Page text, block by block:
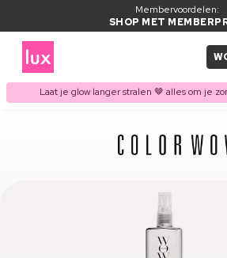
Membervoordelen:
SHOP MET
Laat je glow langer stralen 🤎 alles om je